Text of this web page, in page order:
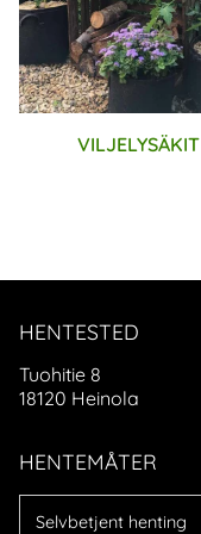
VILJELYSÄKIT
HENTESTED
Tuohitie 8
18120 Heinola
HENTEMÅTER
Selvbetjent henting